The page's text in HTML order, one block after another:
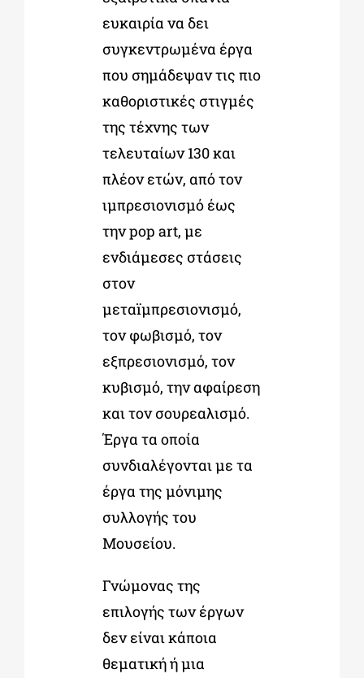
ευκαιρία να δει
συγκεντρωμένα έργα
που σημάδεψαν τις πιο
καθοριστικές στιγμές
της τέχνης των
τελευταίων 130 και
πλέον ετών, από τον
ιμπρεσιονισμό έως
την pop art, με
ενδιάμεσες στάσεις
στον
μεταïμπρεσιονισμό,
τον φωβισμό, τον
εξπρεσιονισμό, τον
κυβισμό, την αφαίρεση
και τον σουρεαλισμό.
Έργα τα οποία
συνδιαλέγονται με τα
έργα της μόνιμης
συλλογής του
Μουσείου.
Γνώμονας της
επιλογής των έργων
δεν είναι κάποια
θεματική ή μια